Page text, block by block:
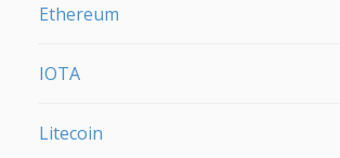
Ethereum
IOTA
Litecoin